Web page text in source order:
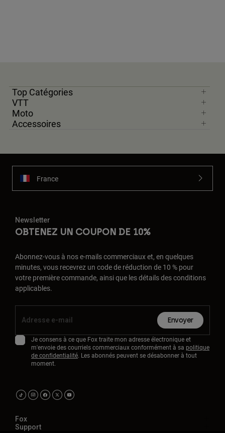
Top Catégories
VTT
Moto
Accessoires
France
Newsletter
OBTENEZ UN COUPON DE 10%
Abonnez-vous à nos e-mails commerciaux et, en quelques
minutes, vous recevrez un code de réduction de 10 % pour
votre première commande, ainsi que les détails des conditions
applicables.
Envoyer
Je consens à ce que Fox traite mon adresse électronique et
m'envoie des courriels commerciaux conformément à sa politique
de confidentialité. Les abonnés peuvent se désabonner à tout
moment.
Fox
Support